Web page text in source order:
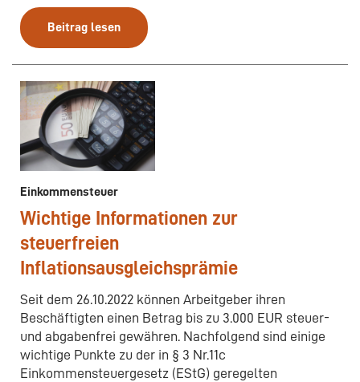
Beitrag lesen
Einkommensteuer
Wichtige Informationen zur
steuerfreien
Inflationsausgleichsprämie
Seit dem 26.10.2022 können Arbeitgeber ihren
Beschäftigten einen Betrag bis zu 3.000 EUR steuer-
und abgabenfrei gewähren. Nachfolgend sind einige
wichtige Punkte zu der in § 3 Nr.11c
Einkommensteuergesetz (EStG) geregelten